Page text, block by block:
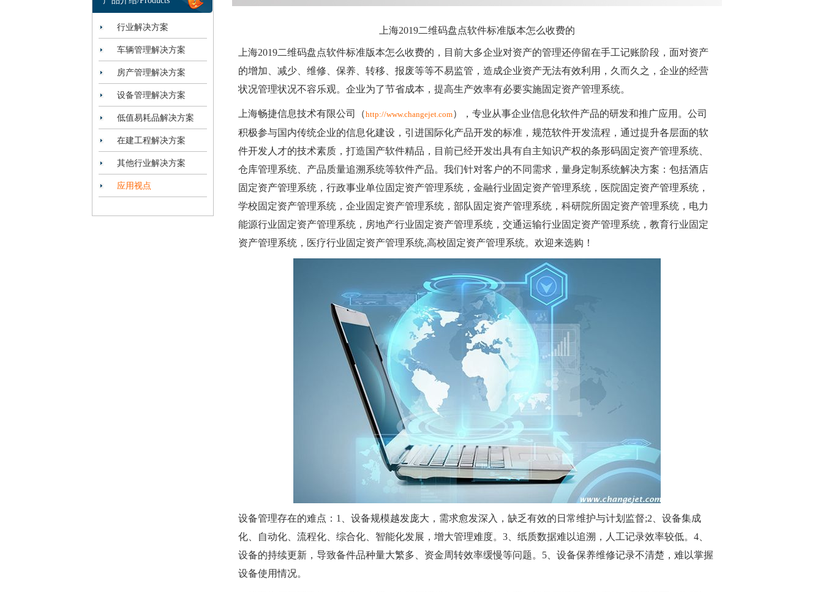
行业解决方案
车辆管理解决方案
房产管理解决方案
设备管理解决方案
低值易耗品解决方案
在建工程解决方案
其他行业解决方案
应用视点
上海2019二维码盘点软件标准版本怎么收费的
上海2019二维码盘点软件标准版本怎么收费的，目前大多企业对资产的管理还停留在手工记账阶段，面对资产
的增加、减少、维修、保养、转移、报废等等不易监管，造成企业资产无法有效利用，久而久之，企业的经营
状况管理状况不容乐观。企业为了节省成本，提高生产效率有必要实施固定资产管理系统。
上海畅捷信息技术有限公司（http://www.changejet.com），专业从事企业信息化软件产品的研发和推广应用。公司
积极参与国内传统企业的信息化建设，引进国际化产品开发的标准，规范软件开发流程，通过提升各层面的软
件开发人才的技术素质，打造国产软件精品，目前已经开发出具有自主知识产权的条形码固定资产管理系统、
仓库管理系统、产品质量追溯系统等软件产品。我们针对客户的不同需求，量身定制系统解决方案：包括酒店
固定资产管理系统，行政事业单位固定资产管理系统，金融行业固定资产管理系统，医院固定资产管理系统，
学校固定资产管理系统，企业固定资产管理系统，部队固定资产管理系统，科研院所固定资产管理系统，电力
能源行业固定资产管理系统，房地产行业固定资产管理系统，交通运输行业固定资产管理系统，教育行业固定
资产管理系统，医疗行业固定资产管理系统,高校固定资产管理系统。欢迎来选购！
设备管理存在的难点：1、设备规模越发庞大，需求愈发深入，缺乏有效的日常维护与计划监督;2、设备集成
化、自动化、流程化、综合化、智能化发展，增大管理难度。3、纸质数据难以追溯，人工记录效率较低。4、
设备的持续更新，导致备件品种量大繁多、资金周转效率缓慢等问题。5、设备保养维修记录不清楚，难以掌握
设备使用情况。